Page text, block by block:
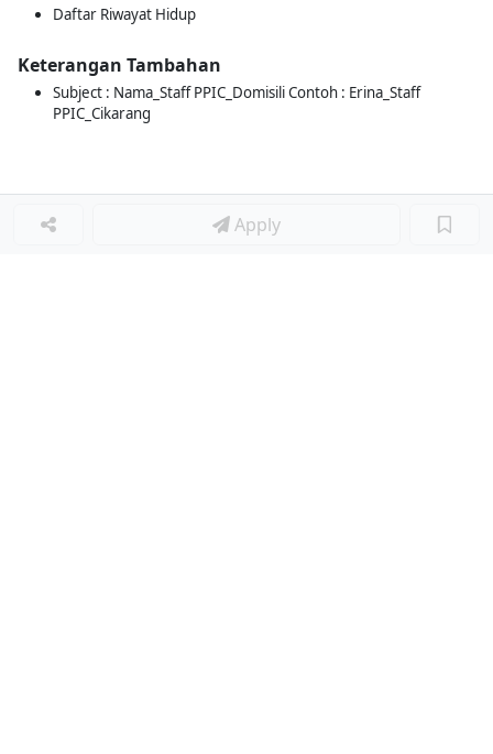
Daftar Riwayat Hidup
Keterangan Tambahan
Subject : Nama_Staff PPIC_Domisili Contoh : Erina_Staff
PPIC_Cikarang
Apply